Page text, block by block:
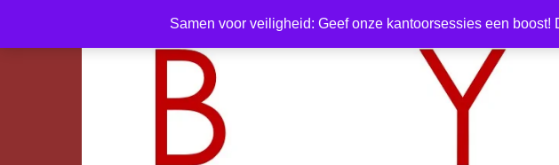
Samen voor veiligheid: Geef onze kantoorsessies een